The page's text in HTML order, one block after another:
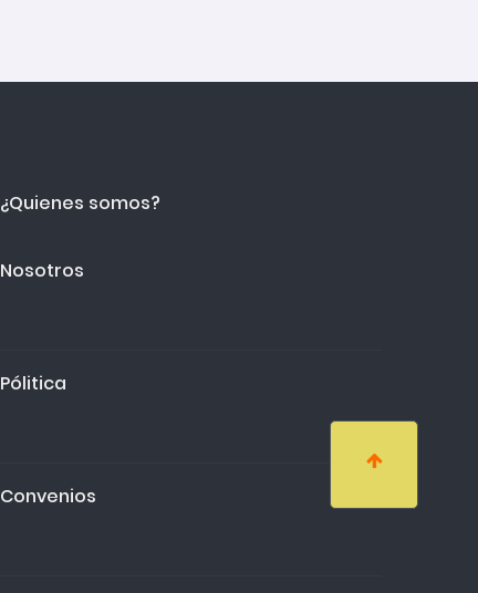
¿Quienes somos?
Nosotros
Pólitica
Convenios